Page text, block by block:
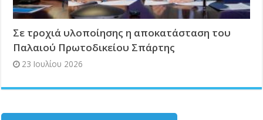
Σε τροχιά υλοποίησης η αποκατάσταση του
Παλαιού Πρωτοδικείου Σπάρτης
23 Ιουλίου 2026